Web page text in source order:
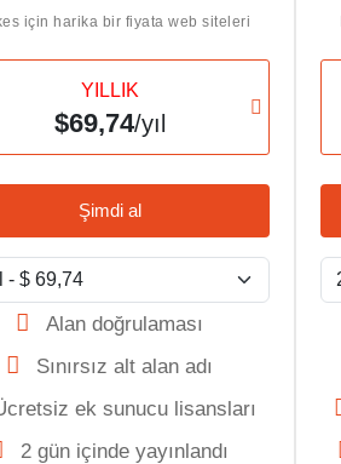
için harika bir fiyata web siteleri
YILLIK
$69,74/yıl
Şimdi al
Alan doğrulaması
Sınırsız alt alan adı
ek sunucu lisansları
2 gün içinde yayınlandı